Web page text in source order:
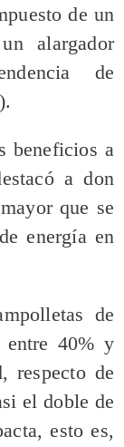
de un
alargador
de
beneficios a
a don
que se
energía en
de
entre 40% y
respecto de
el doble de
esto es,